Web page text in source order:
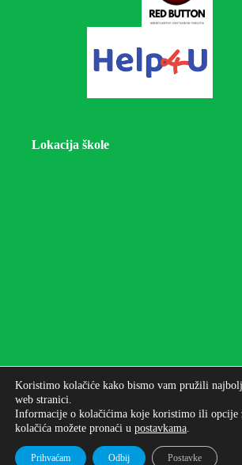
Lokacija škole
Autorska prava © 2026 - Osnovna
Jelačića Zagreb
Koristimo kolačiće kako bismo vam pružili
web stranici.
Informacije o kolačićima koje koristimo ili opcije
kolačića možete pronaći u postavkama.
Prihvaćam Odbij Postavke